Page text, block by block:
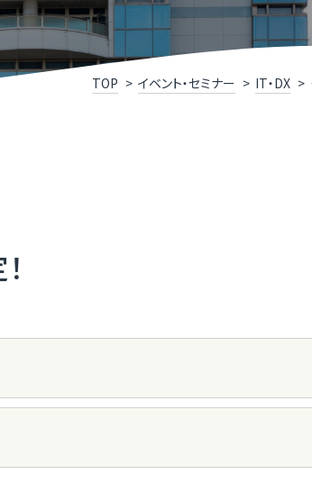
PR TIMESによるニ
ご紹介 ふくいソフトウェア
TOP イベント・セミナー IT・DX